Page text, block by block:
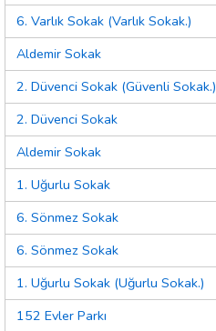
6. Varlık Sokak (Varlık Sokak.)
Aldemir Sokak
2. Düvenci Sokak (Güvenli Sokak.)
2. Düvenci Sokak
Aldemir Sokak
1. Uğurlu Sokak
6. Sönmez Sokak
6. Sönmez Sokak
1. Uğurlu Sokak (Uğurlu Sokak.)
152 Evler Parkı